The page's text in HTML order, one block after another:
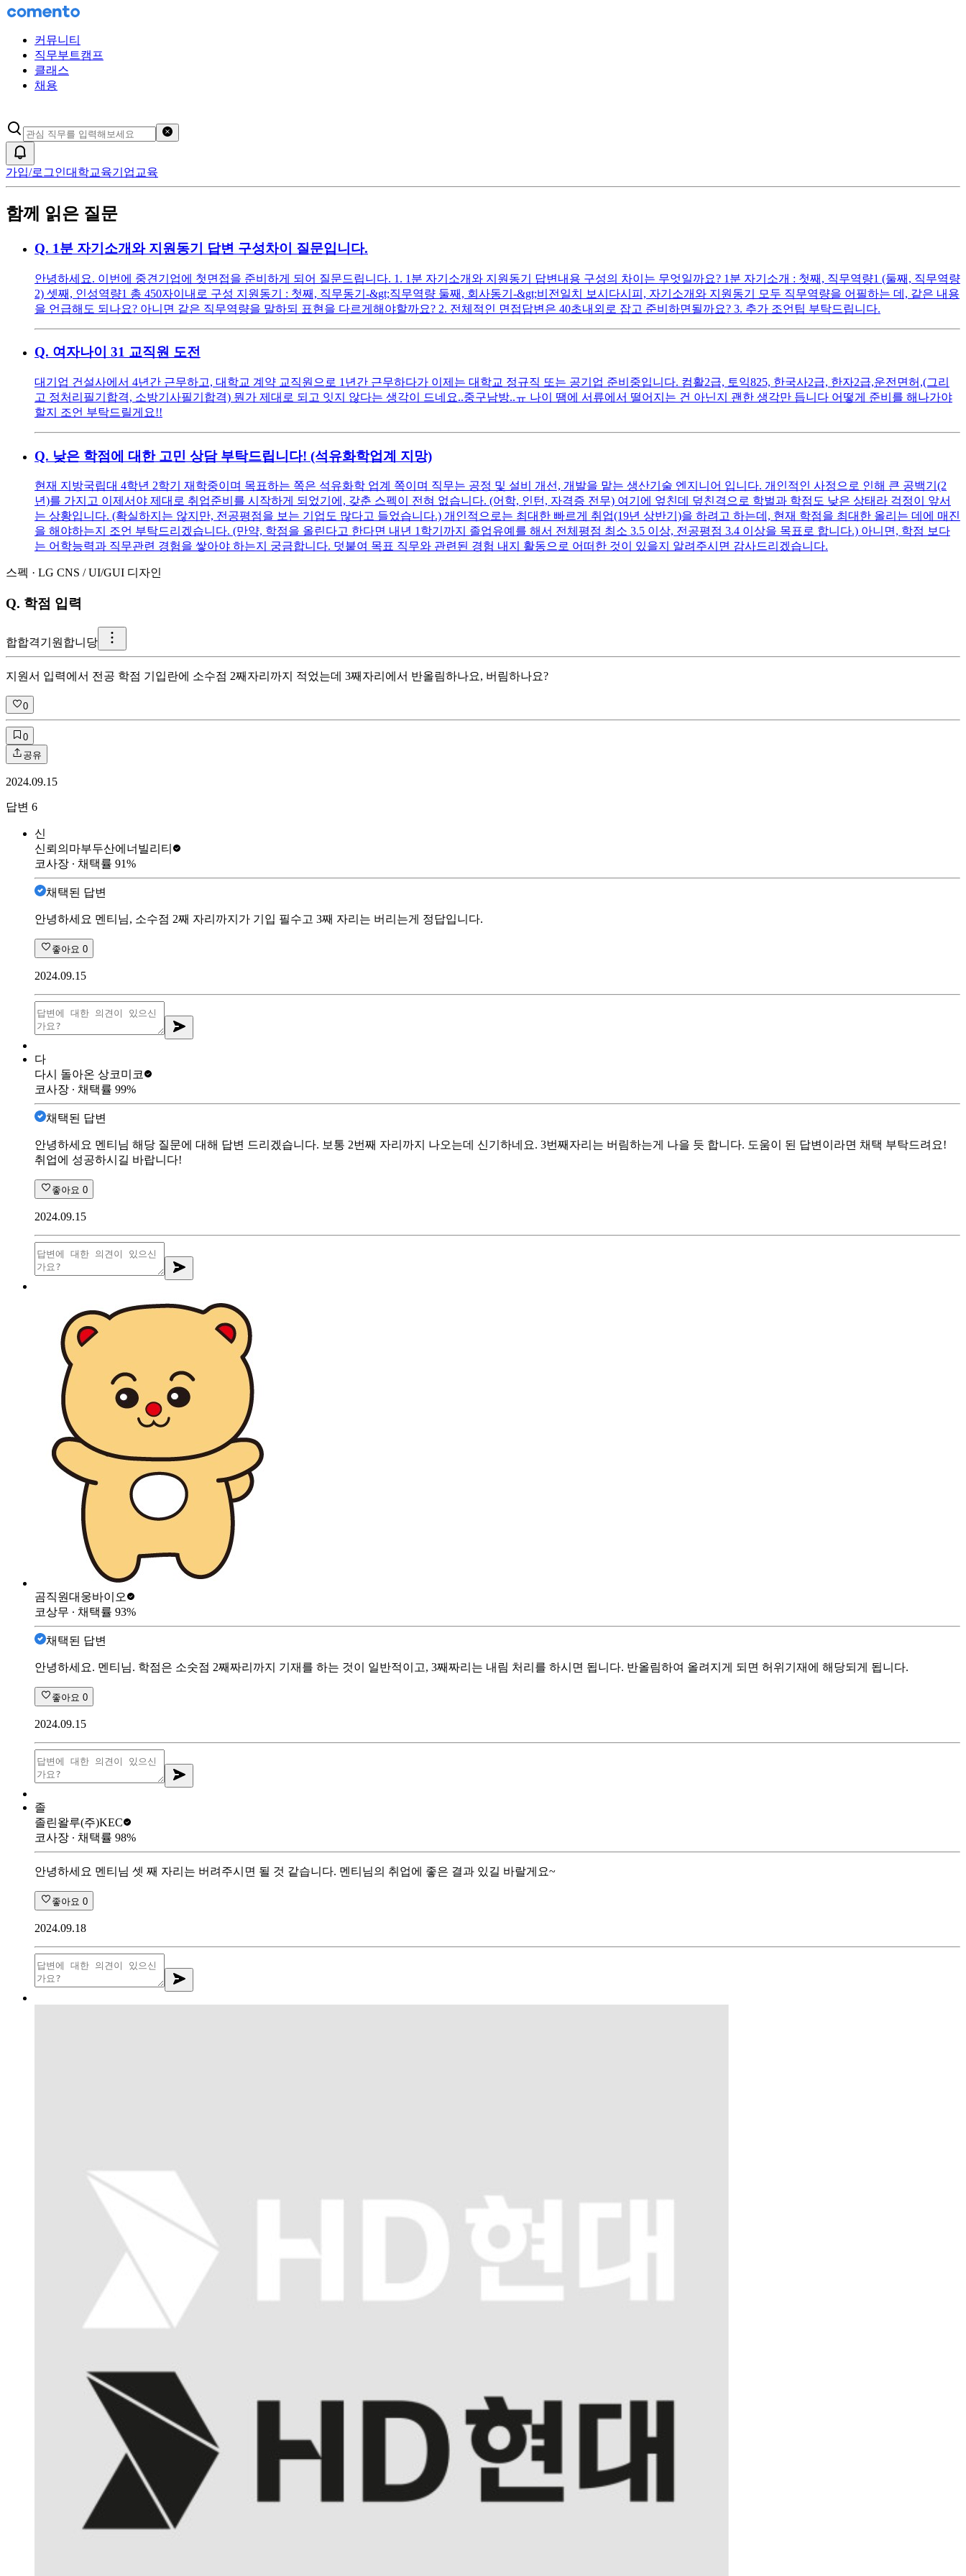
커뮤니티
직무부트캠프
클래스
채용
가입/로그인대학교육기업교육
함께 읽은 질문
Q. 1분 자기소개와 지원동기 답변 구성차이 질문입니다.
안녕하세요. 이번에 중견기업에 첫면접을 준비하게 되어 질문드립니다. 1. 1분 자기소개와 지원동기 답변내용 구성의 차이는 무엇일까요? 1분 자기소개 : 첫째, 직무역량1 (둘째, 직무역량
2) 셋째, 인성역량1 총 450자이내로 구성 지원동기 : 첫째, 직무동기-&gt;직무역량 둘째, 회사동기-&gt;비전일치 보시다시피, 자기소개와 지원동기 모두 직무역량을 어필하는 데, 같은 내용
을 언급해도 되나요? 아니면 같은 직무역량을 말하되 표현을 다르게해야할까요? 2. 전체적인 면접답변은 40초내외로 잡고 준비하면될까요? 3. 추가 조언팁 부탁드립니다.
Q. 여자나이 31 교직원 도전
대기업 건설사에서 4년간 근무하고, 대학교 계약 교직원으로 1년간 근무하다가 이제는 대학교 정규직 또는 공기업 준비중입니다. 컴활2급, 토익825, 한국사2급, 한자2급,운전면허,(그리
고 정처리필기합격, 소방기사필기합격) 뭔가 제대로 되고 잇지 않다는 생각이 드네요..중구남방..ㅠ 나이 땜에 서류에서 떨어지는 건 아닌지 괜한 생각만 듭니다 어떻게 준비를 해나가야
할지 조언 부탁드릴게요!!
Q. 낮은 학점에 대한 고민 상담 부탁드립니다! (석유화학업계 지망)
현재 지방국립대 4학년 2학기 재학중이며 목표하는 쪽은 석유화학 업계 쪽이며 직무는 공정 및 설비 개선, 개발을 맡는 생산기술 엔지니어 입니다. 개인적인 사정으로 인해 큰 공백기(2
년)를 가지고 이제서야 제대로 취업준비를 시작하게 되었기에, 갖춘 스펙이 전혀 없습니다. (어학, 인턴, 자격증 전무) 여기에 엎친데 덮친격으로 학벌과 학점도 낮은 상태라 걱정이 앞서
는 상황입니다. (확실하지는 않지만, 전공평점을 보는 기업도 많다고 들었습니다.) 개인적으로는 최대한 빠르게 취업(19년 상반기)을 하려고 하는데, 현재 학점을 최대한 올리는 데에 매진
을 해야하는지 조언 부탁드리겠습니다. (만약, 학점을 올린다고 한다면 내년 1학기까지 졸업유예를 해서 전체평점 최소 3.5 이상, 전공평점 3.4 이상을 목표로 합니다.) 아니면, 학점 보다
는 어학능력과 직무관련 경험을 쌓아야 하는지 궁금합니다. 덧붙여 목표 직무와 관련된 경험 내지 활동으로 어떠한 것이 있을지 알려주시면 감사드리겠습니다.
스펙 · LG CNS /UI/GUI 디자인
Q. 학점 입력
합합격기원합니당
지원서 입력에서 전공 학점 기입란에 소수점 2째자리까지 적었는데 3째자리에서 반올림하나요, 버림하나요?
0
0
공유
2024.09.15
답변 6
신
신뢰의마부두산에너빌리티
코사장 ∙ 채택률 91%
채택된 답변
안녕하세요 멘티님, 소수점 2째 자리까지가 기입 필수고 3째 자리는 버리는게 정답입니다.
좋아요 0
2024.09.15
다
다시 돌아온 상코미코
코사장 ∙ 채택률 99%
채택된 답변
안녕하세요 멘티님 해당 질문에 대해 답변 드리겠습니다. 보통 2번째 자리까지 나오는데 신기하네요. 3번째자리는 버림하는게 나을 듯 합니다. 도움이 된 답변이라면 채택 부탁드려요!
취업에 성공하시길 바랍니다!
좋아요 0
2024.09.15
곰직원대웅바이오
코상무 ∙ 채택률 93%
채택된 답변
안녕하세요. 멘티님. 학점은 소숫점 2째짜리까지 기재를 하는 것이 일반적이고, 3째짜리는 내림 처리를 하시면 됩니다. 반올림하여 올려지게 되면 허위기재에 해당되게 됩니다.
좋아요 0
2024.09.15
졸
졸린왈루(주)KEC
코사장 ∙ 채택률 98%
안녕하세요 멘티님 셋 째 자리는 버려주시면 될 것 같습니다. 멘티님의 취업에 좋은 결과 있길 바랄게요~
좋아요 0
2024.09.18